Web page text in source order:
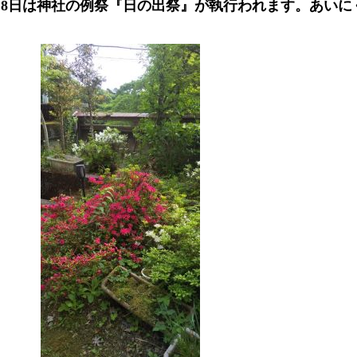
日は神社の例祭『日の出祭』が執行われます。あい